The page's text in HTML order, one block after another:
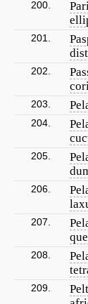
200.
201.
202.
203.
204.
205.
206.
207.
208.
209.